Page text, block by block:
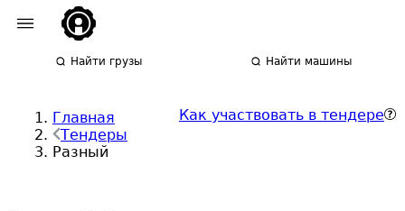
Найти грузы Найти машины
Главная
Тендеры
Разный
Как участвовать в тендере